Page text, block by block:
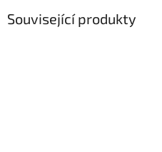
Související produkty